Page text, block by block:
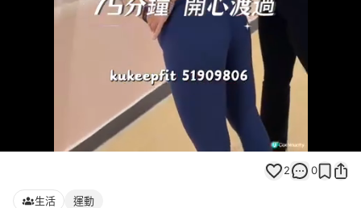
Loaded:
100.00%
2 0
生活 運動